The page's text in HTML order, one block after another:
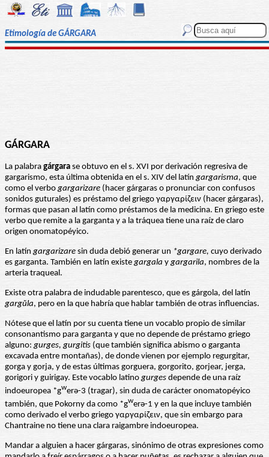
Etimología de GÁRGARA
GÁRGARA
La palabra gárgara se obtuvo en el s. XVI por derivación regresiva de
gargarismo, esta última obtenida en el s. XIV del latín gargarisma, que
como el verbo gargarizare (hacer gárgaras o pronunciar con confusos
sonidos guturales) es préstamo del griego γαργαρίζειν (hacer gárgaras),
formas que pasan al latín como préstamos de la medicina. En griego este
verbo que remite a la garganta y a la tráquea tiene una raíz de claro
origen onomatopéyico.
En latíngargarizare sin duda debió generar un *gargare, cuyo derivado
es garganta. También en latín existegargala ygargarila, nombres de la
arteria traqueal.
Existe otra palabra de indudable parentesco, que es gárgola, del latín
gargŭla, pero en la que habría que hablar también de otras influencias.
Nótese que el latín por su cuenta tiene un vocablo propio de similar
consonantismo para garganta y que no depende de préstamo griego
alguno:gurges, gurgitis (que también significa abismo o garganta
excavada entre montañas), de donde vienen por ejemplo regurgitar,
gorga y gorja, y de estas últimas gorguera, gorgorito, gorjear, jerga,
gorigori y guirigay. Este vocablo latinogurges depende de una raíz
indoeuropea *gwerə-3 (tragar), sin duda de carácter onomatopéyico
también, que Pokorny da como *gwerə-1 y en la que incluye también
como derivado el verbo griego γαργαρίζειν, que sin embargo para
Chantraine no tiene una clara raigambre indoeuropea.
Mandar a alguien a hacer gárgaras, sinónimo de otras expresiones como